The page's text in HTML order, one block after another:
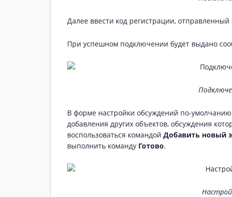
Далее ввести код регистрации,
При успешном подключении будет выдано
В форме настройки обсуждений по-
добавления других объектов, обсуждения
воспользоваться командой Добавить новый
выполнить команду Готово.